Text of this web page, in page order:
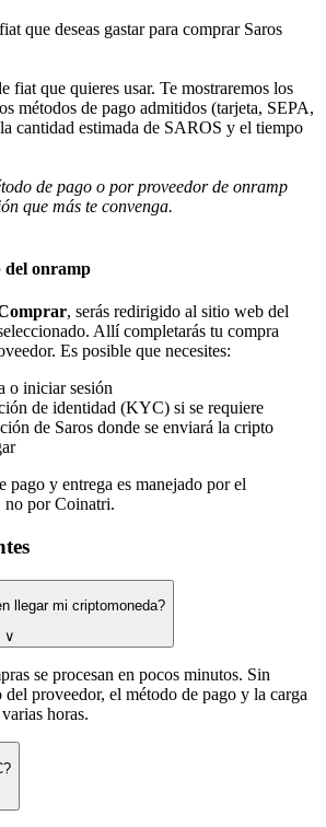
que deseas gastar para comprar Saros
fiat que quieres usar. Te mostraremos los
métodos de pago admitidos (tarjeta, SEPA,
cantidad estimada de SAROS y el tiempo
de pago o por proveedor de onramp
que más te convenga.
del onramp
, serás redirigido al sitio web del
Allí completarás tu compra
Es posible que necesites:
o iniciar sesión
de identidad (KYC) si se requiere
de Saros donde se enviará la cripto
pago y entrega es manejado por el
no por Coinatri.
llegar mi criptomoneda?
∨
se procesan en pocos minutos. Sin
proveedor, el método de pago y la carga
horas.